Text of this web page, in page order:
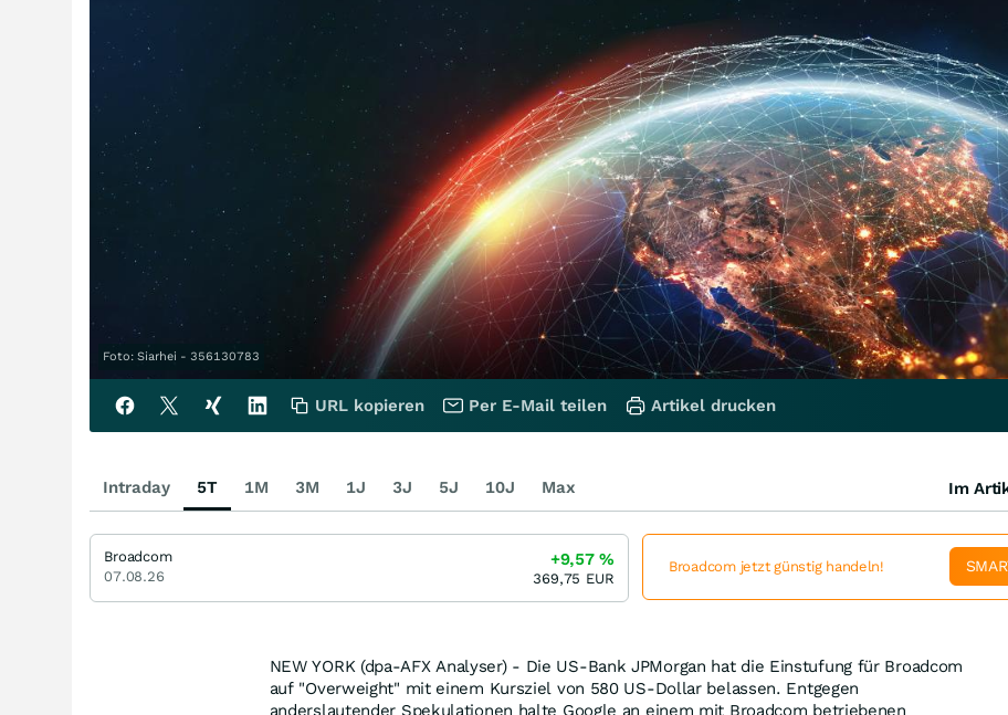
Foto: Siarhei - 356130783
NEW YORK (dpa-AFX Analyser) - Die US-Bank JPMorgan hat die Einstufung für Broadcom
auf "Overweight" mit einem Kursziel von 580 US-Dollar belassen. Entgegen
anderslautender Spekulationen halte Google an einem mit Broadcom betriebenen
URL kopieren Per E-Mail teilen Artikel drucken
Intraday 5T 1M 3M 1J 3J 5J 10J Max Im
Broadcom
07.08.26
+9,57%
369,75 EUR
Broadcom jetzt günstig handeln!